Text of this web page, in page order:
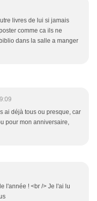
livres de lui si jamais
comme ca ils ne
dans la salle a manger
ai déjà tous ou presque, car
pour mon anniversaire,
l'année ! <br /> Je l'ai lu